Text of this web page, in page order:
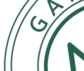
Oparfymerad.